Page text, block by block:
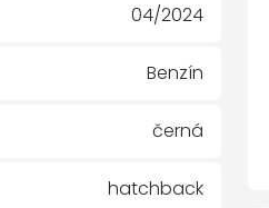
04/2024
Benzín
černá
hatchback